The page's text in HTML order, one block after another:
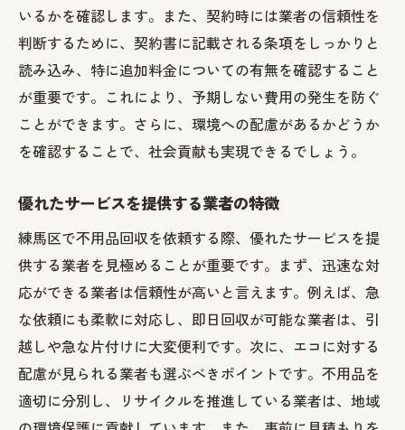
いるかを確認します。また、契約時には業者の信頼性を
判断するために、契約書に記載される条項をしっかりと
読み込み、特に追加料金についての有無を確認すること
が重要です。これにより、予期しない費用の発生を防ぐ
ことができます。さらに、環境への配慮があるかどうか
を確認することで、社会貢献も実現できるでしょう。
優れたサービスを提供する業者の特徴
練馬区で不用品回収を依頼する際、優れたサービスを提
供する業者を見極めることが重要です。まず、迅速な対
応ができる業者は信頼性が高いと言えます。例えば、急
な依頼にも柔軟に対応し、即日回収が可能な業者は、引
越しや急な片付けに大変便利です。次に、エコに対する
配慮が見られる業者も選ぶべきポイントです。不用品を
適切に分別し、リサイクルを推進している業者は、地域